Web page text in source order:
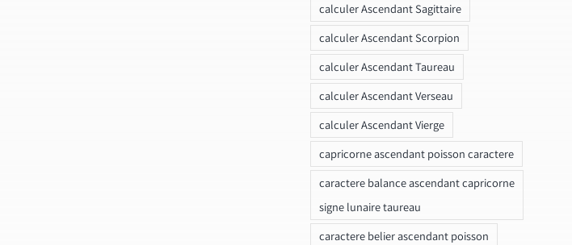
calculer Ascendant Sagittaire
calculer Ascendant Scorpion
calculer Ascendant Taureau
calculer Ascendant Verseau
calculer Ascendant Vierge
capricorne ascendant poisson caractere
caractere balance ascendant capricorne
signe lunaire taureau
caractere belier ascendant poisson